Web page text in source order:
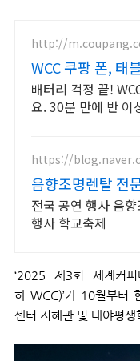
http://
WCC 쿠팡 폰, 태
배터리 걱정 끝!
요. 30분 만에 반 이
https://
음향조명렌탈 전
전국 공연 행사 음
행사 학교축제
‘2025 제 3회 세계커피
하 WCC)’가 10월부터
센터 지혜관 및 대야평